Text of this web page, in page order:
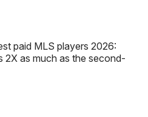
paid MLS players 2026:
2X as much as the second-